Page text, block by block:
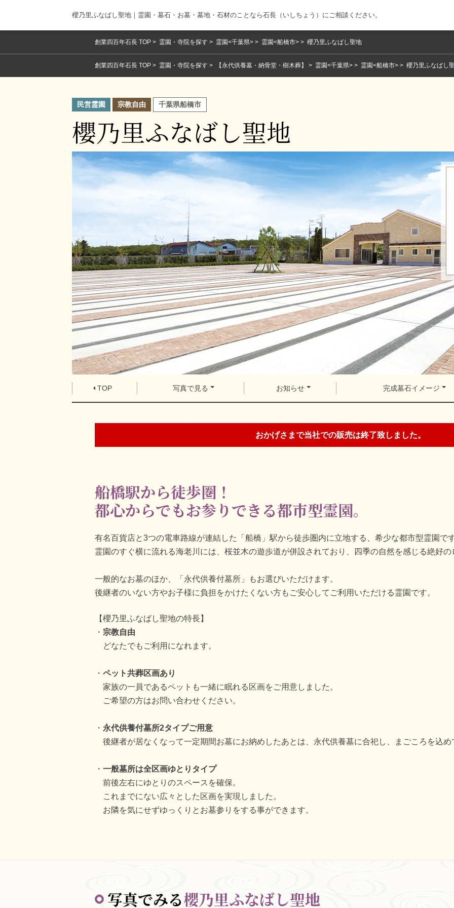
櫻乃里ふなばし聖地｜霊園・墓石・お墓・墓地・石材のことなら石長（いしちょう）にご相談ください。
創業四百年石長 TOP 霊園・寺院を探す 霊園<千葉県> 霊園<船橋市> 櫻乃里ふなばし聖地
創業四百年石長 TOP 霊園・寺院を探す 【永代供養墓・納骨堂・樹木葬】 霊園<千葉県> 霊園<船橋市> 櫻乃里ふなばし
民営霊園 宗教自由 千葉県船橋市
櫻乃里ふなばし聖地
TOP 写真で見る お知らせ 完成墓石イメージ
おかげさまで当社での販売は終了致しました。
船橋駅から徒歩圏！
都心からでもお参りできる都市型霊園。
有名百貨店と3つの電車路線が連結した「船橋」駅から徒歩圏内に立地する、希少な都市型霊園です
霊園のすぐ横に流れる海老川には、桜並木の遊歩道が併設されており、四季の自然を感じる絶好の
一般的なお墓のほか、「永代供養付墓所」もお選びいただけます。
後継者のいない方やお子様に負担をかけたくない方もご安心してご利用いただける霊園です。
【櫻乃里ふなばし聖地の特長】
宗教自由
どなたでもご利用になれます。
ペット共葬区画あり
家族の一員であるペットも一緒に眠れる区画をご用意しました。
ご希望の方はお問い合わせください。
永代供養付墓所2タイプご用意
後継者が居なくなって一定期間お墓にお納めしたあとは、永代供養墓に合祀し、まごころを込め
一般墓所は全区画ゆとりタイプ
前後左右にゆとりのスペースを確保。
これまでにない広々とした区画を実現しました。
お隣を気にせずゆっくりとお墓参りをする事ができます。
写真でみる櫻乃里ふなばし聖地